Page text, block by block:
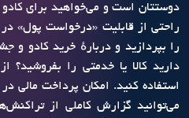
دوستتان است و می‌خواهید برای
راحتی از قابلیت «درخواست پول» در
را بپردازید و دربارهٔ خرید کادو
دارید کالا یا خدمتی را بفروشید؟
استفاده کنید. امکان پرداخت مالی
می‌توانید گزارش کاملی از